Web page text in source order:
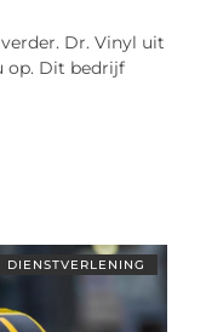
Dr. Vinyl uit
op. Dit bedrijf
DIENSTVERLENING